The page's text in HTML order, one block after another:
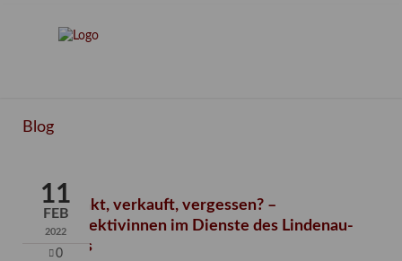
Blog
11
FEB
2022
0
Verschenkt, verkauft, vergessen? –
Kunstdetektivinnen im Dienste des Lindenau-
Museums